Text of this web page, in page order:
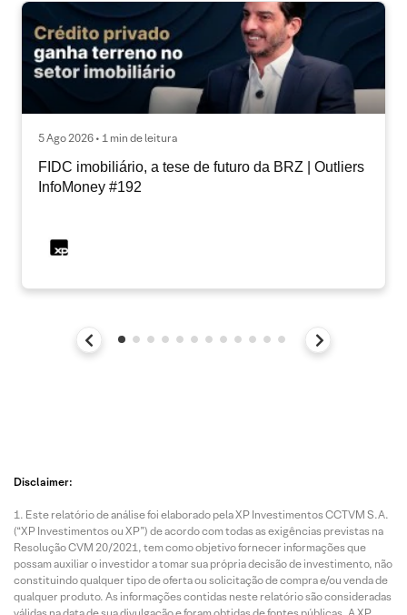
5 Ago 2026 • 1 min de leitura
FIDC imobiliário, a tese de futuro da BRZ | Outliers
InfoMoney #192
Disclaimer:
Este relatório de análise foi elaborado pela XP Investimentos CCTVM S.A.
(“XP Investimentos ou XP”) de acordo com todas as exigências previstas na
Resolução CVM 20/2021, tem como objetivo fornecer informações que
possam auxiliar o investidor a tomar sua própria decisão de investimento, não
constituindo qualquer tipo de oferta ou solicitação de compra e/ou venda de
qualquer produto. As informações contidas neste relatório são consideradas